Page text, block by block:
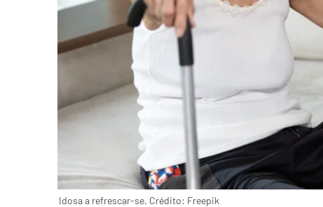
Idosa a refrescar-se. Crédito: Freepik